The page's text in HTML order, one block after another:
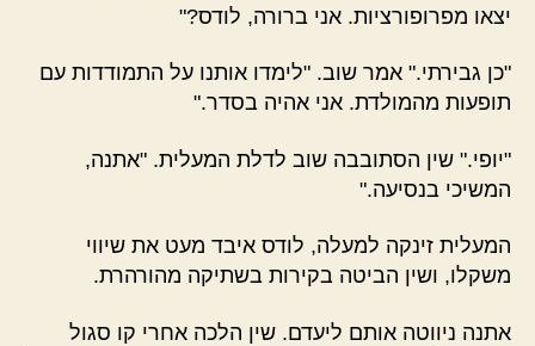
יצאו מפרופורציות. אני ברורה, לודס?"
"כן גבירתי." אמר שוב. "לימדו אותנו על התמודדות עם
תופעות מהמולדת. אני אהיה בסדר."
"יופי." שין הסתובבה שוב לדלת המעלית. "אתנה,
המשיכי בנסיעה."
המעלית זינקה למעלה, לודס איבד מעט את שיווי
משקלו, ושין הביטה בקירות בשתיקה מהורהרת.
אתנה ניווטה אותם ליעדם. שין הלכה אחרי קו סגול